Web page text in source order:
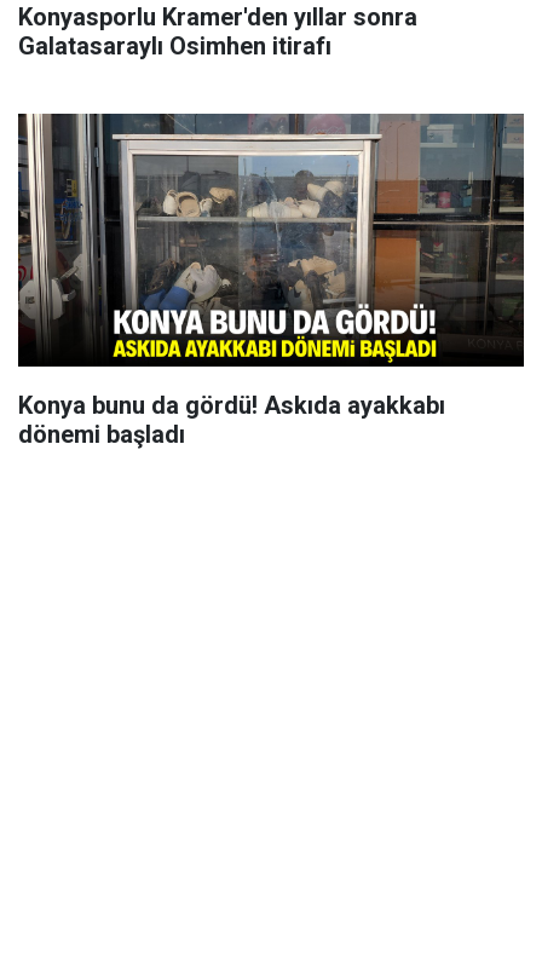
Konyasporlu Kramer'den yıllar sonra
Galatasaraylı Osimhen itirafı
Konya bunu da gördü! Askıda ayakkabı
dönemi başladı